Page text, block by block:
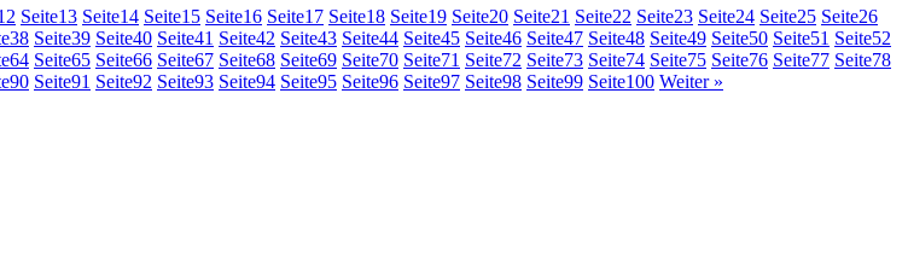
Seite13 Seite14 Seite15 Seite16 Seite17 Seite18 Seite19 Seite20 Seite21 Seite22 Seite23 Seite24 Seite25 Seite26
38 Seite39 Seite40 Seite41 Seite42 Seite43 Seite44 Seite45 Seite46 Seite47 Seite48 Seite49 Seite50 Seite51 Seite52
64 Seite65 Seite66 Seite67 Seite68 Seite69 Seite70 Seite71 Seite72 Seite73 Seite74 Seite75 Seite76 Seite77 Seite78
90 Seite91 Seite92 Seite93 Seite94 Seite95 Seite96 Seite97 Seite98 Seite99 Seite100 Weiter »